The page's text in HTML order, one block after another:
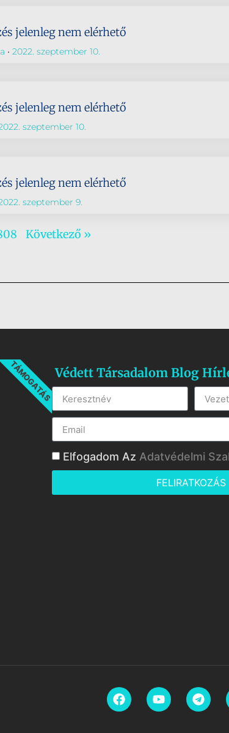
jelenleg nem elérhető
2022. szeptember 10.
jelenleg nem elérhető
szeptember 10.
jelenleg nem elérhető
szeptember 9.
Következő »
TÁMOGATÁSVédett Társadalom Blog
Elfogadom Az Adatvédelmi
FELIRATKOZÁS